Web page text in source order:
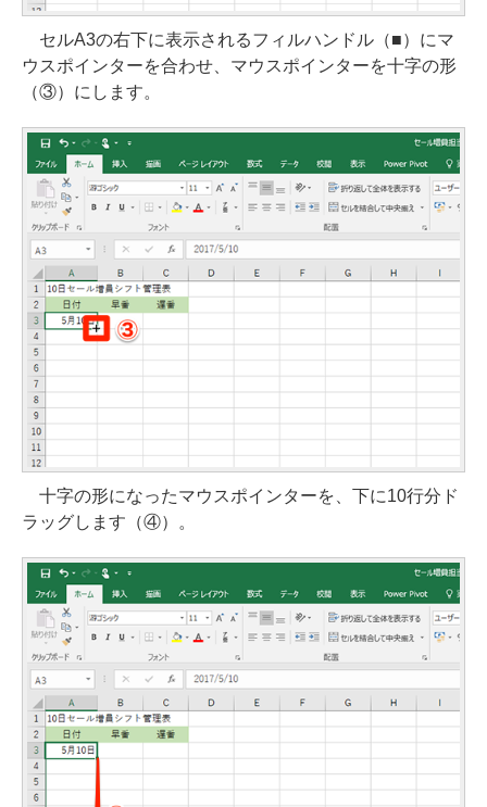
セルA3の右下に表示されるフィルハンドル（■）にマ
ウスポインターを合わせ、マウスポインターを十字の形
（③）にします。
十字の形になったマウスポインターを、下に10行分ド
ラッグします（④）。